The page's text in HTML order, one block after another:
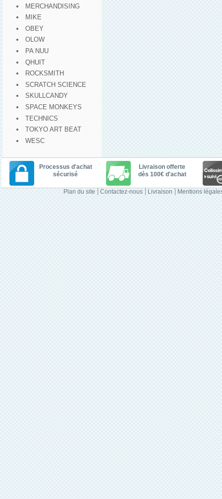
MERCHANDISING
MIKE
OBEY
OLOW
PA NUU
QHUIT
ROCKSMITH
SCRATCH SCIENCE
SKULLCANDY
SPACE MONKEYS
TECHNICS
TOKYO ART BEAT
WESC
Processus d'achat
sécurisé
Livraison offerte
dès 100€ d'achat
Plan du site Contactez-nous Livraison Mentions